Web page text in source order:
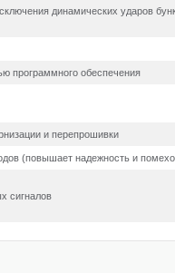
динамических ударов
программного обеспечения
и перепрошивки
(повышает надежность и
сигналов